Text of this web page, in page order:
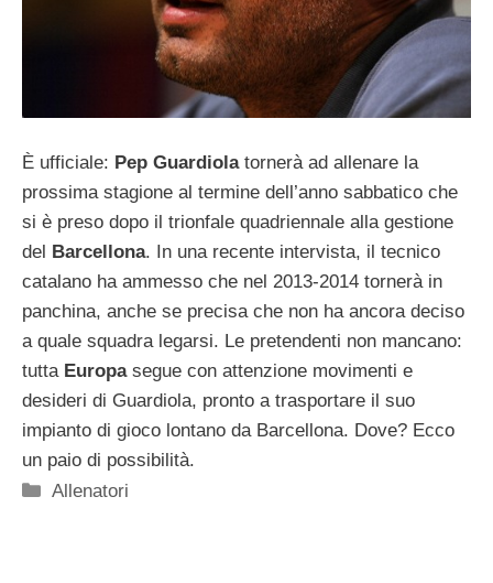
È ufficiale: Pep Guardiolatornerà ad allenare la
prossima stagione al termine dell’anno sabbatico che
si è preso dopo il trionfale quadriennale alla gestione
del
Barcellona. In una recente intervista, il tecnico
catalano ha ammesso che nel 2013-2014 tornerà in
panchina, anche se precisa che non ha ancora deciso
a quale squadra legarsi. Le pretendenti non mancano:
tutta Europasegue con attenzione movimenti e
desideri di Guardiola, pronto a trasportare il suo
impianto di gioco lontano da Barcellona. Dove? Ecco
un paio di possibilità.
Categorie
Allenatori